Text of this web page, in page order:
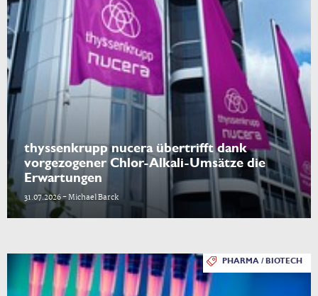
thyssenkrupp nucera übertrifft dank
vorgezogener Chlor-Alkali-Umsätze die
Erwartungen
31.07.2026 - Michael Barck
PHARMA / BIOTECH